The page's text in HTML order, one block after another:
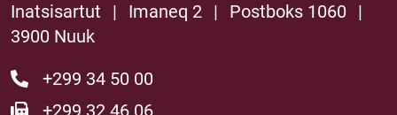
Inatsisartut | Imaneq 2 | Postboks 1060
|
3900 Nuuk
+299 34 50 00
+299 32 46 06